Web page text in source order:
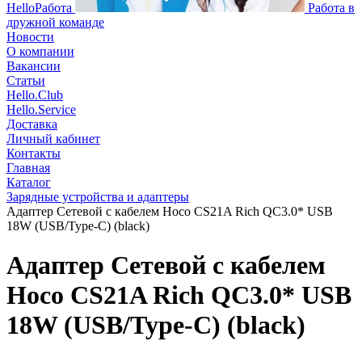
HelloРабота
Работа в
дружной команде
Новости
О компании
Вакансии
Статьи
Hello.Club
Hello.Service
Доставка
Личный кабинет
Контакты
Главная
Каталог
Зарядные устройства и адаптеры
Адаптер Сетевой с кабелем Hoco CS21A Rich QC3.0* USB
18W (USB/Type-C) (black)
Адаптер Сетевой с кабелем
Hoco CS21A Rich QC3.0* USB
18W (USB/Type-C) (black)